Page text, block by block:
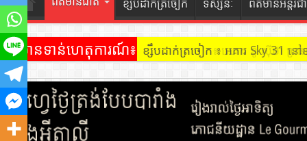
ខ្សឹបដាក់ត្រចៀក ទស្សនៈ ព័ត៌មានអន្តរជ
ព័ត៌មានទាន់ហេតុការណ៍៖ ខ្សឹបដាក់ត្រចៀក ៖ អគារ Sky 31